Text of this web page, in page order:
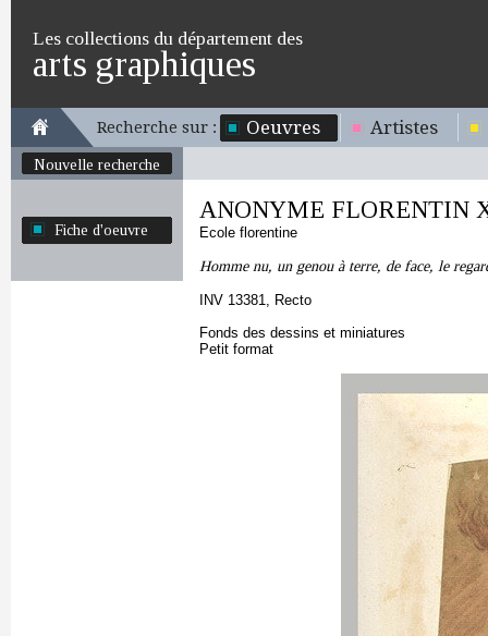
Les collections du département des
arts graphiques
Recherche sur : Oeuvres Artistes
Nouvelle recherche
Fiche d'oeuvre
ANONYME FLORENTIN
Ecole florentine
Homme nu, un genou à terre, de face, le
INV 13381, Recto
Fonds des dessins et miniatures
Petit format